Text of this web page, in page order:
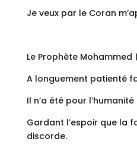
Je veux par le Coran
Le Prophète
A longuement patienté
Il n’a été pour
Gardant l’espoir que la
discorde.